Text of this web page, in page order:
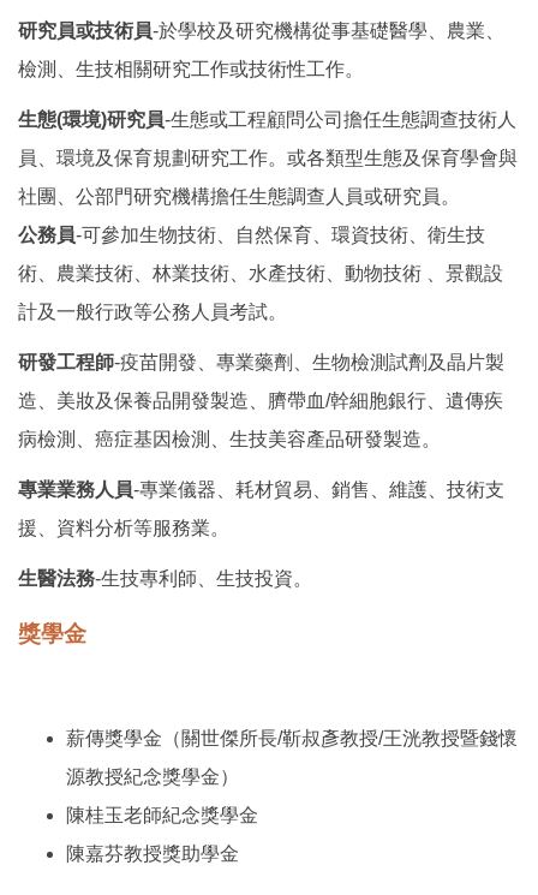
研究員或技術員-於學校及研究機構從事基礎醫學、農業、
檢測、生技相關研究工作或技術性工作。
生態(環境)研究員-生態或工程顧問公司擔任生態調查技術人
員、環境及保育規劃研究工作。或各類型生態及保育學會與
社團、公部門研究機構擔任生態調查人員或研究員。
公務員-可參加生物技術、自然保育、環資技術、衛生技
術、農業技術、林業技術、水產技術、動物技術 、景觀設
計及一般行政等公務人員考試。
研發工程師-疫苗開發、專業藥劑、生物檢測試劑及晶片製
造、美妝及保養品開發製造、臍帶血/幹細胞銀行、遺傳疾
病檢測、癌症基因檢測、生技美容產品研發製造。
專業業務人員-專業儀器、耗材貿易、銷售、維護、技術支
援、資料分析等服務業。
生醫法務-生技專利師、生技投資。
獎學金
薪傳獎學金（關世傑所長/靳叔彥教授/王洸教授暨錢懷
源教授紀念獎學金）
陳桂玉老師紀念獎學金
陳嘉芬教授獎助學金